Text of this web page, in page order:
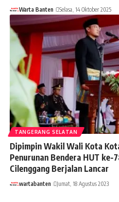
Warta Banten Selasa, 14 Oktober 2025
TANGERANG SELATAN
Dipimpin Wakil Wali Kota
Penurunan Bendera HUT ke-
Cilenggang Berjalan Lancar
wartabanten Jumat, 18 Agustus 2023